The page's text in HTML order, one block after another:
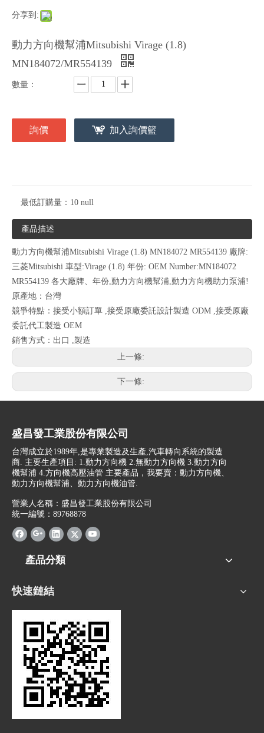
分享到:
動力方向機幫浦Mitsubishi Virage (1.8)
MN184072/MR554139
數量：
詢價 加入詢價籃
最低訂購量： 10 null
產品描述
動力方向機幫浦Mitsubishi Virage (1.8) MN184072 MR554139 廠牌:
三菱Mitsubishi 車型:Virage (1.8) 年份: OEM Number:MN184072
MR554139 各大廠牌、年份,動力方向機幫浦,動力方向機助力泵浦!
原產地：台灣
競爭特點：接受小額訂單 ,接受原廠委託設計製造 ODM ,接受原廠
委託代工製造 OEM
銷售方式：出口 ,製造
上一條:
下一條:
盛昌發工業股份有限公司
台灣成立於1989年,是專業製造及生產,汽車轉向系統的製造
商. 主要生產項目: 1.動力方向機 2.無動力方向機 3.動力方向
機幫浦 4.方向機高壓油管 主要產品，我要賣：動力方向機、
動力方向機幫浦、動力方向機油管.
營業人名稱：盛昌發工業股份有限公司
統一編號：89768878
產品分類
快速鏈結